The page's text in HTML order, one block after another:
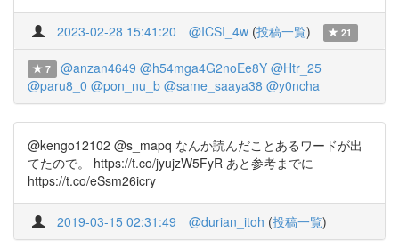
2023-02-28 15:41:20 @ICSI_4w (投稿一覧) 21
7 @anzan4649 @h54mga4G2noEe8Y @Htr_25
@paru8_0 @pon_nu_b @same_saaya38 @y0ncha
@kengo12102 @s_mapq なんか読んだことあるワードが出
てたので。 https://t.co/jyujzW5FyR あと参考までに
https://t.co/eSsm26icry
2019-03-15 02:31:49 @durian_itoh (投稿一覧)